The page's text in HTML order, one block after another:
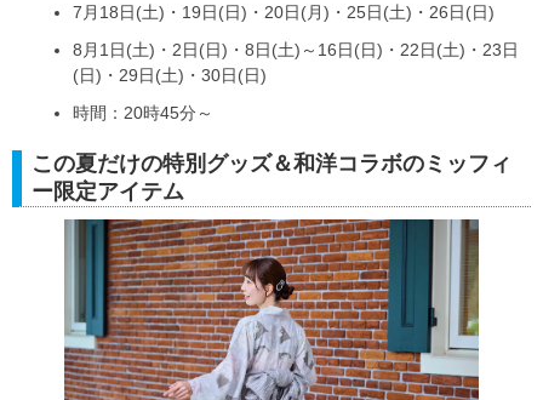
7月18日(土)・19日(日)・20日(月)・25日(土)・26日(日)
8月1日(土)・2日(日)・8日(土)～16日(日)・22日(土)・23日
(日)・29日(土)・30日(日)
時間：20時45分～
この夏だけの特別グッズ＆和洋コラボのミッフィ
ー限定アイテム